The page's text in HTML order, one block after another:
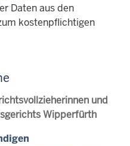
Daten aus den
kostenpflichtigen
und
Wipperfürth